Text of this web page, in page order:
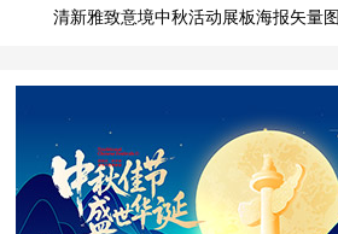
清新雅致意境中秋活动展板海报矢量图